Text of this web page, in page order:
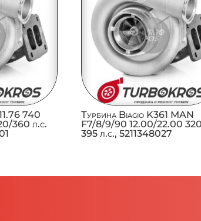
740
360 л.с.
Турбина Biagio K361 MAN
F7/8/9/90 12.00/22.00
395 л.с., 5211348027